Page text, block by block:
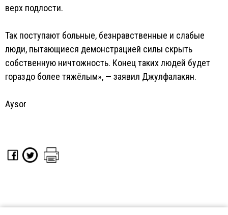
верх подлости.
Так поступают больные, безнравственные и слабые
люди, пытающиеся демонстрацией силы скрыть
собственную ничтожность. Конец таких людей будет
гораздо более тяжёлым», — заявил Джулфалакян.
Aysor